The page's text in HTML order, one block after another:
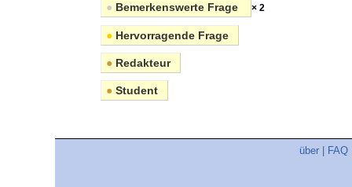
● Bemerkenswerte Frage × 2
● Hervorragende Frage
● Redakteur
● Student
über FAQ